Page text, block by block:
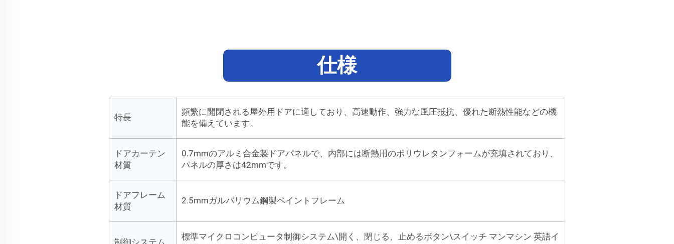
仕様
特長
頻繁に開閉される屋外用ドアに適しており、高速動作、強力な風圧抵抗、優れた断熱性能などの機
能を備えています。
ドアカーテン
材質
0.7mmのアルミ合金製ドアパネルで、内部には断熱用のポリウレタンフォームが充填されており、
パネルの厚さは42mmです。
ドアフレーム
材質
2.5mmガルバリウム鋼製ペイントフレーム
制御システム
標準マイクロコンピュータ制御システム\開く、閉じる、止めるボタン\スイッチ マンマシン 英語イ